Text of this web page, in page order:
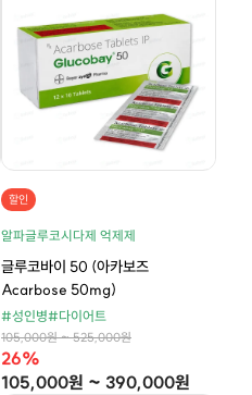
할인
알파글루코시다제 억제제
글루코바이 50 (아카보즈
Acarbose 50mg)
#성인병#다이어트
105,000원 ~ 525,000원
26%
105,000원 ~ 390,000원